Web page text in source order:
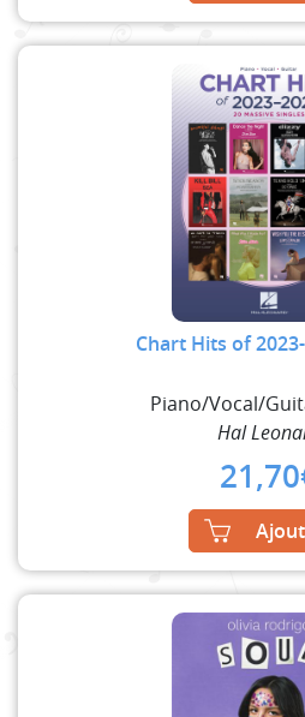
Chart Hits of
Piano/Vocal/
Hal
21,70